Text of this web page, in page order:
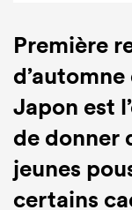
Première
Japon est
de donner
jeunes
certains